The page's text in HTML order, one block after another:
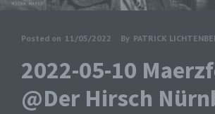
Posted on 11/05/2022 By PATRICK
2022-05-10
@Der Hirsch